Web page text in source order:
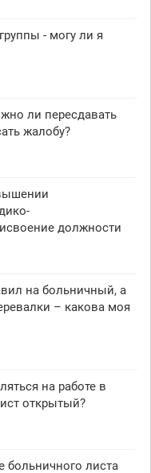
- могу ли я
ли пересдавать
жалобу?
должности
на больничный, а
– какова моя
на работе в
открытый?
больничного листа